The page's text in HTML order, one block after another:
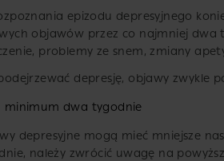
epizodu depresyjnego
objawów przez co najmniej dwa
problemy ze snem, zmiany
depresję, objawy zwykle
minimum dwa tygodnie
depresyjne mogą mieć mniejsze
należy zwrócić uwagę na